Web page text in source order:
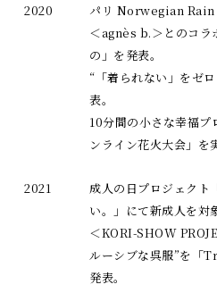
2020
パリ Norwegian Rain
＜agnès b.＞とのコラ
の」を発表。
“「着られない」をゼ
表。
10分間の小さな幸福プ
ンライン花火大会」を
2021
成人の日プロジェクト
い。」にて新成人を対
＜KORI-SHOW
ルーシブな呉服”を「
発表。